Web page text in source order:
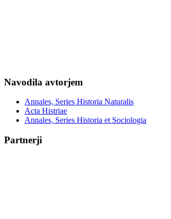
Navodila avtorjem
Annales, Series Historia Naturalis
Acta Histriae
Annales, Series Historia et Sociologia
Partnerji